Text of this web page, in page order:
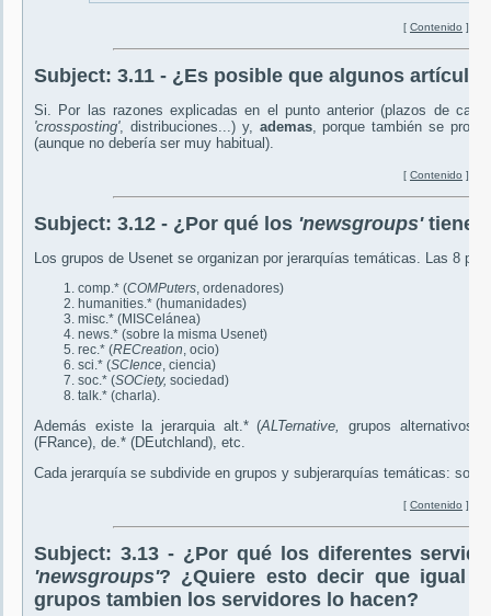
[ Contenido ]
Subject: 3.11 - ¿Es posible que algunos
Si. Por las razones explicadas en el punto anterior (plazos de
'crossposting', distribuciones...) y, ademas, porque también se
(aunque no debería ser muy habitual).
[ Contenido ]
Subject: 3.12 - ¿Por qué los 'newsgroups'tienen
Los grupos de Usenet se organizan por jerarquías temáticas. Las 8
comp.* (COMPuters, ordenadores)
humanities.* (humanidades)
misc.* (MISCelánea)
news.* (sobre la misma Usenet)
rec.* (RECreation, ocio)
sci.* (SCIence, ciencia)
soc.* (SOCiety, sociedad)
talk.* (charla).
Además existe la jerarquia alt.* (ALTernative,
grupos alternativos)
(FRance), de.* (DEutchland), etc.
Cada jerarquía se subdivide en grupos y subjerarquías temáticas:
[ Contenido ]
Subject: 3.13 - ¿Por qué los diferentes
'newsgroups'? ¿Quiere esto decir que igual
grupos tambien los servidores lo hacen?